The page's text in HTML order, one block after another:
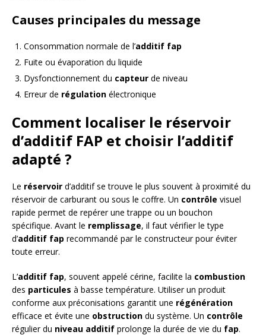
Causes principales du message
Consommation normale de l’additif fap
Fuite ou évaporation du liquide
Dysfonctionnement du capteur de niveau
Erreur de régulation électronique
Comment localiser le réservoir
d’additif FAP et choisir l’additif
adapté ?
Le réservoir d’additif se trouve le plus souvent à proximité du
réservoir de carburant ou sous le coffre. Un contrôle visuel
rapide permet de repérer une trappe ou un bouchon
spécifique. Avant le remplissage, il faut vérifier le type
d’additif fap recommandé par le constructeur pour éviter
toute erreur.
L’additif fap, souvent appelé cérine, facilite la combustion
des particules à basse température. Utiliser un produit
conforme aux préconisations garantit une régénération
efficace et évite une obstruction du système. Un contrôle
régulier du niveau additif prolonge la durée de vie du fap.